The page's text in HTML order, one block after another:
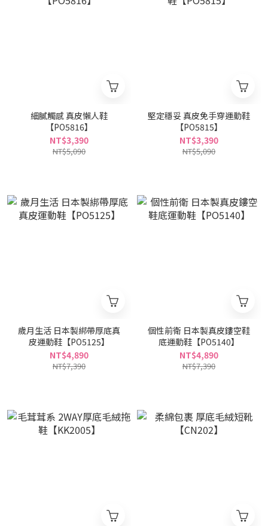
細膩觸感 真皮懶人鞋
【PO5816】
NT$3,390
NT$5,090
堅定穩妥 真皮免手穿運動鞋
【PO5815】
NT$3,390
NT$5,090
歲月生活 日本製綁帶厚底真
皮運動鞋【PO5125】
NT$4,890
NT$7,390
個性前衛 日本製真皮鏤空鞋
底運動鞋【PO5140】
NT$4,890
NT$7,390